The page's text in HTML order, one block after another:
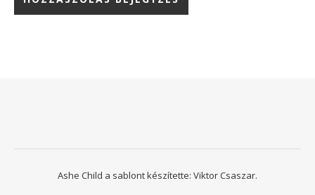
Ashe Child a sablont készítette: Viktor Csaszar.